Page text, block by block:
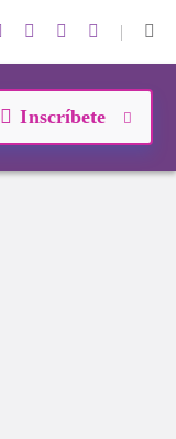
|
Inscríbete